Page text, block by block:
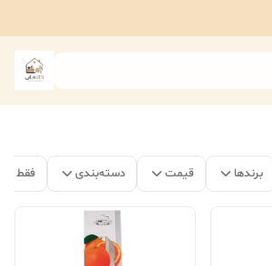
برندها قیمت دسته‌بندی فقط